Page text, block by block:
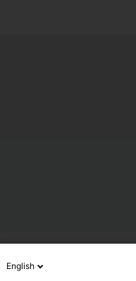
English